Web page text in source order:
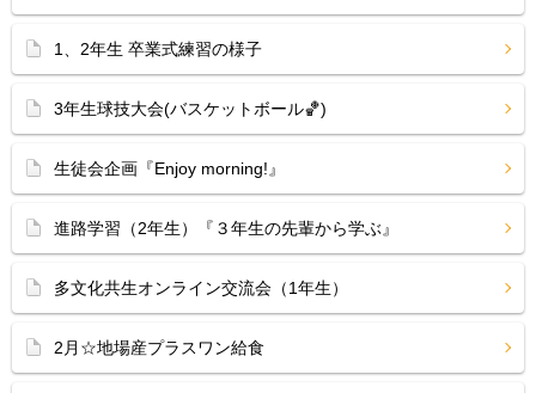
1、2年生 卒業式練習の様子
3年生球技大会(バスケットボール🏀)
生徒会企画『Enjoy morning!』
進路学習（2年生）『３年生の先輩から学ぶ』
多文化共生オンライン交流会（1年生）
2月☆地場産プラスワン給食